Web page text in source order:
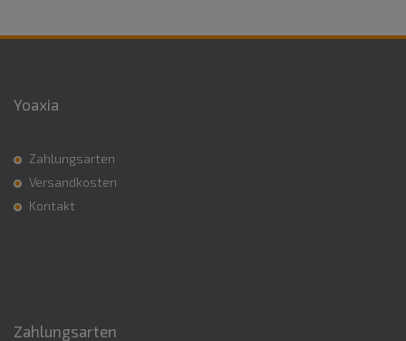
Yoaxia
Zahlungsarten
Versandkosten
Kontakt
Zahlungsarten